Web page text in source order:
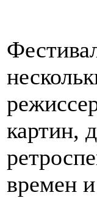
картин,
времен